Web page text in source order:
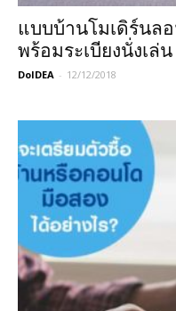
แบบบ้านโมเดิร์นล
พร้อมระเบียงนั่งเล่
DoIDEA - 12/12/2018